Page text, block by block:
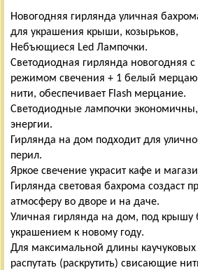
Новогодняя гирлянда уличная
для украшения крыши, козырьков,
Небъющиеся Led Лампочки.
Светодиодная гирлянда новогодняя
режимом свечения + 1 белый
нити, обеспечивает Flash мерцание.
Светодиодные лампочки
энергии.
Гирлянда на дом подходит для
перил.
Яркое свечение украсит кафе и
Гирлянда световая бахрома создаст
атмосферу во дворе и на даче.
Уличная гирлянда на дом, под крышу
украшением к новому году.
Для максимальной длины
распутать (раскрутить) свисающие